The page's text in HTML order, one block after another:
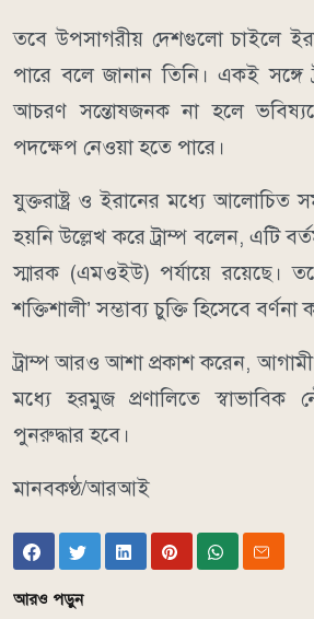
তবে উপসাগরীয় দেশগুলো চাইলে
পারে বলে জানান তিনি। একই সঙ্গে
আচরণ সন্তোষজনক না হলে
পদক্ষেপ নেওয়া হতে পারে।
যুক্তরাষ্ট্র ও ইরানের মধ্যে আলোচিত
হয়নি উল্লেখ করে ট্রাম্প বলেন, এটি
স্মারক (এমওইউ) পর্যায়ে রয়েছে।
শক্তিশালী’ সম্ভাব্য চুক্তি হিসেবে বর্ণনা
ট্রাম্প আরও আশা প্রকাশ করেন,
মধ্যে হরমুজ প্রণালিতে
পুনরুদ্ধার হবে।
মানবকণ্ঠ/আরআই
আরও পড়ুন